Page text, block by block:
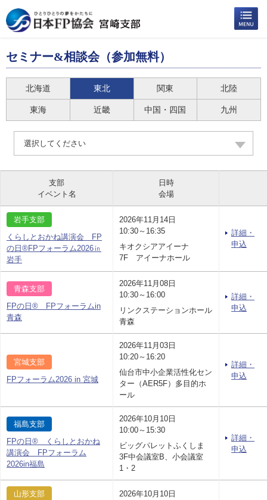
セミナー&相談会（参加無料）
北海道 東北 関東 北陸
東海 近畿 中国・四国 九州
選択してください
支部
イベント名
日時
会場
岩手支部
くらしとおかね講演会 FP
の日®FPフォーラム2026㏌
岩手
2026年11月14日
10:30～16:35
キオクシアアイーナ
7F アイーナホール
詳細・
申込
青森支部
FPの日® FPフォーラムin
青森
2026年11月08日
10:30～16:00
リンクステーションホール
青森
詳細・
申込
宮城支部
FPフォーラム2026 in 宮城
2026年11月03日
10:20～16:20
仙台市中小企業活性化セン
ター（AER5F）多目的ホ
ール
詳細・
申込
福島支部
FPの日® くらしとおかね
講演会 FPフォーラム
2026in福島
2026年10月10日
10:00～15:30
ビッグパレットふくしま
3F中会議室B、小会議室
1・2
詳細・
申込
山形支部
2026年10月10日